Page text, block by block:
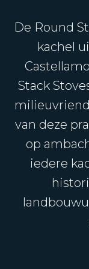
De Round
kachel
Stack
van deze
op
iedere